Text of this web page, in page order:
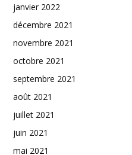
janvier 2022
décembre 2021
novembre 2021
octobre 2021
septembre 2021
août 2021
juillet 2021
juin 2021
mai 2021